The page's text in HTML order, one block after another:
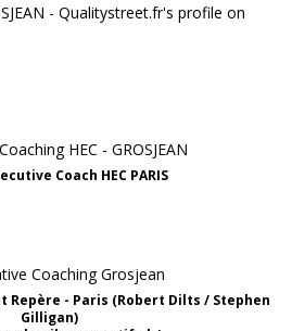
Coach HEC PARIS
- Paris (Robert Dilts / Stephen
Gilligan)